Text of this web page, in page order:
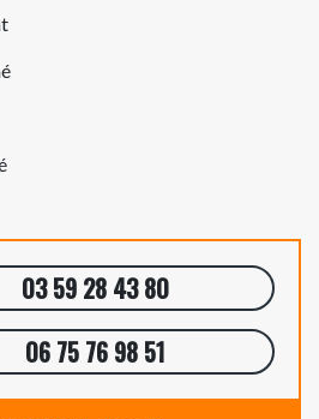
03 59 28 43 80
06 75 76 98 51